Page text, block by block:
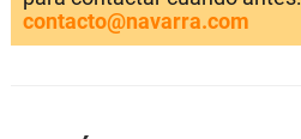
contacto@navarra.com